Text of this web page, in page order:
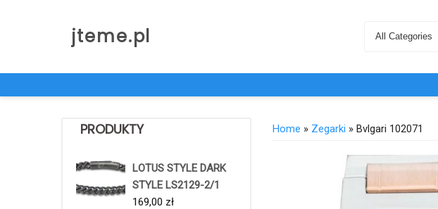
jteme.pl
Search
PRODUKTY
LOTUS STYLE DARK
STYLE LS2129-2/1
169,00 zł
Home » Zegarki » Bvlgari 102071